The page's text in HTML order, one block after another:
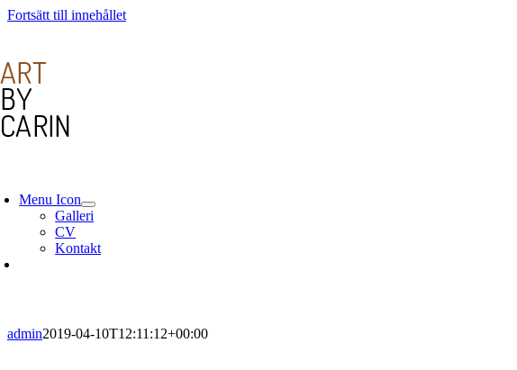
Fortsätt till innehållet
Menu Icon
Galleri
CV
Kontakt
admin2019-04-10T12:11:12+00:00